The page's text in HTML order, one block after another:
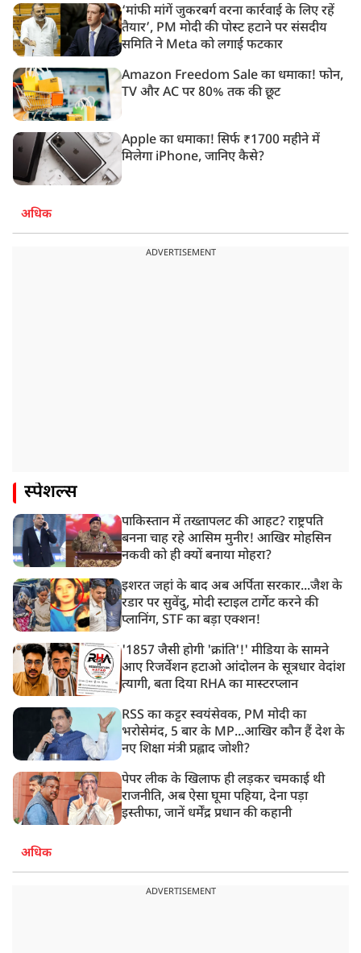
‘मांफी मांगें जुकरबर्ग वरना कार्रवाई के लिए रहें
तैयार’, PM मोदी की पोस्ट हटाने पर संसदीय
समिति ने Meta को लगाई फटकार
Amazon Freedom Sale का धमाका! फोन,
TV और AC पर 80% तक की छूट
Apple का धमाका! सिर्फ ₹1700 महीने में
मिलेगा iPhone, जानिए कैसे?
अधिक
ADVERTISEMENT
स्पेशल्स
पाकिस्तान में तख्तापलट की आहट? राष्ट्रपति
बनना चाह रहे आसिम मुनीर! आखिर मोहसिन
नकवी को ही क्यों बनाया मोहरा?
इशरत जहां के बाद अब अर्पिता सरकार...जैश के
रडार पर सुवेंदु, मोदी स्टाइल टार्गेट करने की
प्लानिंग, STF का बड़ा एक्शन!
'1857 जैसी होगी 'क्रांति'!' मीडिया के सामने
आए रिजर्वेशन हटाओ आंदोलन के सूत्रधार वेदांश
त्यागी, बता दिया RHA का मास्टरप्लान
RSS का कट्टर स्वयंसेवक, PM मोदी का
भरोसेमंद, 5 बार के MP...आखिर कौन हैं देश के
नए शिक्षा मंत्री प्रह्लाद जोशी?
पेपर लीक के खिलाफ ही लड़कर चमकाई थी
राजनीति, अब ऐसा घूमा पहिया, देना पड़ा
इस्तीफा, जानें धर्मेंद्र प्रधान की कहानी
अधिक
ADVERTISEMENT